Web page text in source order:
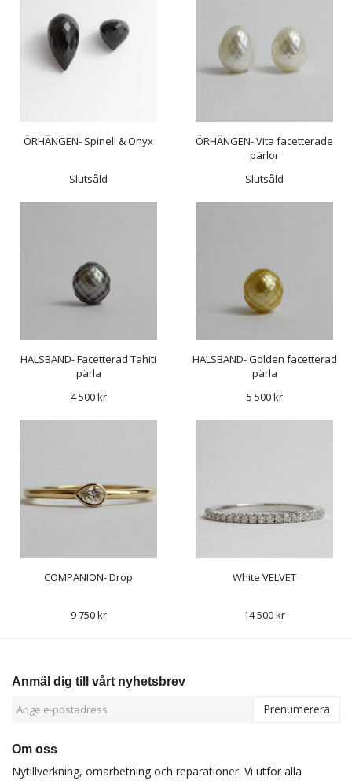
ÖRHÄNGEN- Spinell & Onyx
Slutsåld
ÖRHÄNGEN- Vita facetterade
pärlor
Slutsåld
HALSBAND- Facetterad Tahiti
pärla
4 500 kr
HALSBAND- Golden facetterad
pärla
5 500 kr
COMPANION- Drop
9 750 kr
White VELVET
14 500 kr
Anmäl dig till vårt nyhetsbrev
Prenumerera
Om oss
Nytillverkning, omarbetning och reparationer. Vi utför alla